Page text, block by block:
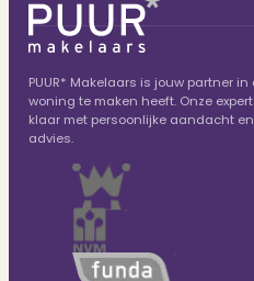
PUUR* Makelaars is jouw partner
woning te maken heeft. Onze
klaar met persoonlijke aandacht
advies.